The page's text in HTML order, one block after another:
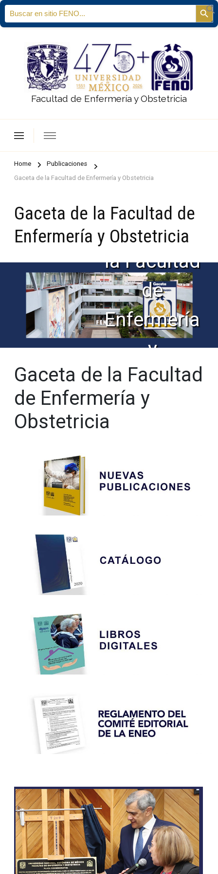
Search
for:
Facultad de Enfermería y Obstetricia
Home
Publicaciones
Gaceta de la Facultad de Enfermería y Obstetricia
Gaceta de la Facultad de
Enfermería y Obstetricia
Gaceta de
la Facultad
de
Enfermería
y
Obstetricia
Gaceta de la Facultad
de Enfermería y
Obstetricia